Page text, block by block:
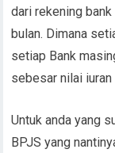
dari rekening
bulan. Dimana
setiap Bank
sebesar nilai iuran
Untuk anda yang
BPJS yang